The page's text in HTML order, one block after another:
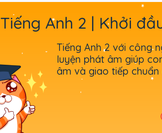
Tiếng Anh 2 | Khởi
Tiếng Anh 2 với công
luyện phát âm giúp
âm và giao tiếp chuẩn